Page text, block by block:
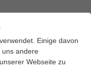
Einige davon
uns andere
Webseite zu